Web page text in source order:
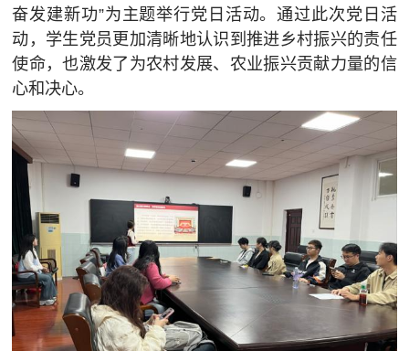
奋发建新功”为主题举行党日活动。通过此次党日活
动，学生党员更加清晰地认识到推进乡村振兴的责任
使命，也激发了为农村发展、农业振兴贡献力量的信
心和决心。